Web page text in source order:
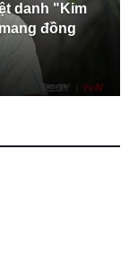
danh "Kim
đồng